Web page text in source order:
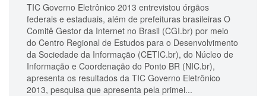
TIC Governo Eletrônico 2013 entrevistou órgãos
federais e estaduais, além de prefeituras brasileiras O
Comitê Gestor da Internet no Brasil (CGI.br) por meio
do Centro Regional de Estudos para o Desenvolvimento
da Sociedade da Informação (CETIC.br), do Núcleo de
Informação e Coordenação do Ponto BR (NIC.br),
apresenta os resultados da TIC Governo Eletrônico
2013, pesquisa que apresenta pela primei...